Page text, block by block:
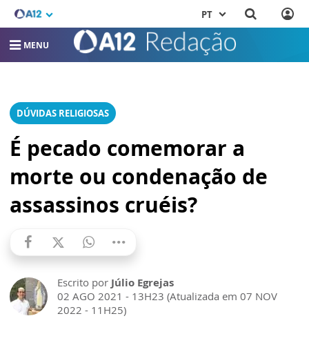
PT
MENU
DÚVIDAS RELIGIOSAS
É pecado comemorar a
morte ou condenação de
assassinos cruéis?
Escrito por Júlio Egrejas
02 AGO 2021 - 13H23 (Atualizada em 07 NOV
2022 - 11H25)